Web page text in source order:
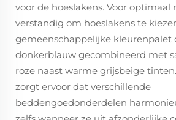
voor de hoeslakens. Voor optimaal
verstandig om hoeslakens te
gemeenschappelijke kleurenpalet
donkerblauw gecombineerd met
roze naast warme grijsbeige
zorgt ervoor dat verschillende
beddengoedonderdelen